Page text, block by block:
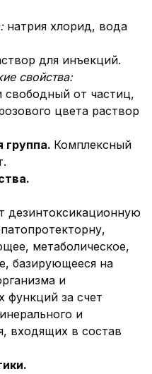
натрия хлорид, вода
для инъекций.
свойства:
свободный от частиц,
цвета раствор
группа. Комплексный
дезинтоксикационную
метаболическое,
базирующееся на
и
функций за счет
и
входящих в состав